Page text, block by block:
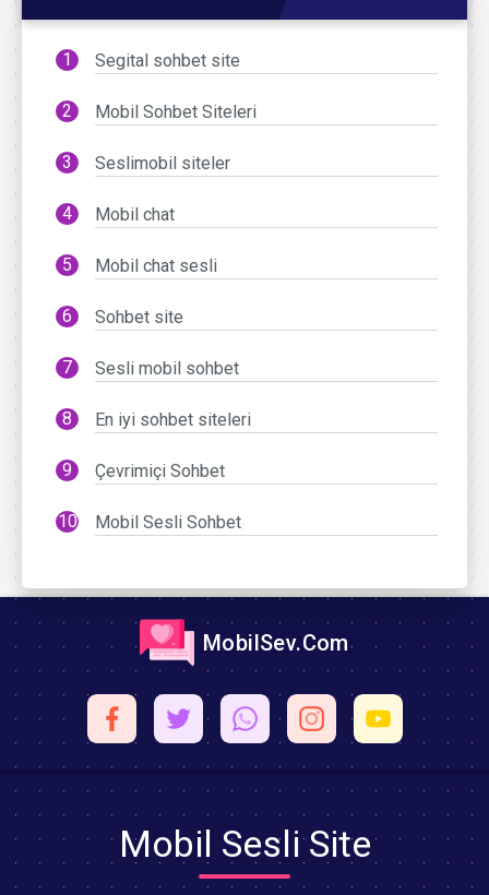
Segital sohbet site
Mobil Sohbet Siteleri
Seslimobil siteler
Mobil chat
Mobil chat sesli
Sohbet site
Sesli mobil sohbet
En iyi sohbet siteleri
Çevrimiçi Sohbet
Mobil Sesli Sohbet
MobilSev.Com
Mobil Sesli Site